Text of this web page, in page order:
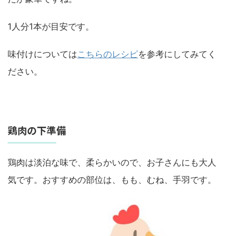
1人分1本が目安です。
味付けについてはこちらのレシピを参考にしてみてく
ださい。
鶏肉の下準備
鶏肉は淡泊な味で、柔らかいので、お子さんにも大人
気です。おすすめの部位は、もも、むね、手羽です。